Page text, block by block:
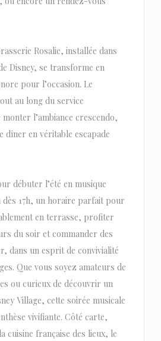
Rosalie, installée dans
Disney, se transforme en
pour l’occasion. Le
au long du service
l’ambiance crescendo,
en véritable escapade
débuter l’été en musique
dès 17h, un horaire parfait pour
en terrasse, profiter
du soir et commander des
dans un esprit de convivialité
Que vous soyez amateurs de
ou curieux de découvrir un
Village, cette soirée musicale
vivifiante. Côté carte,
cuisine française des lieux, le